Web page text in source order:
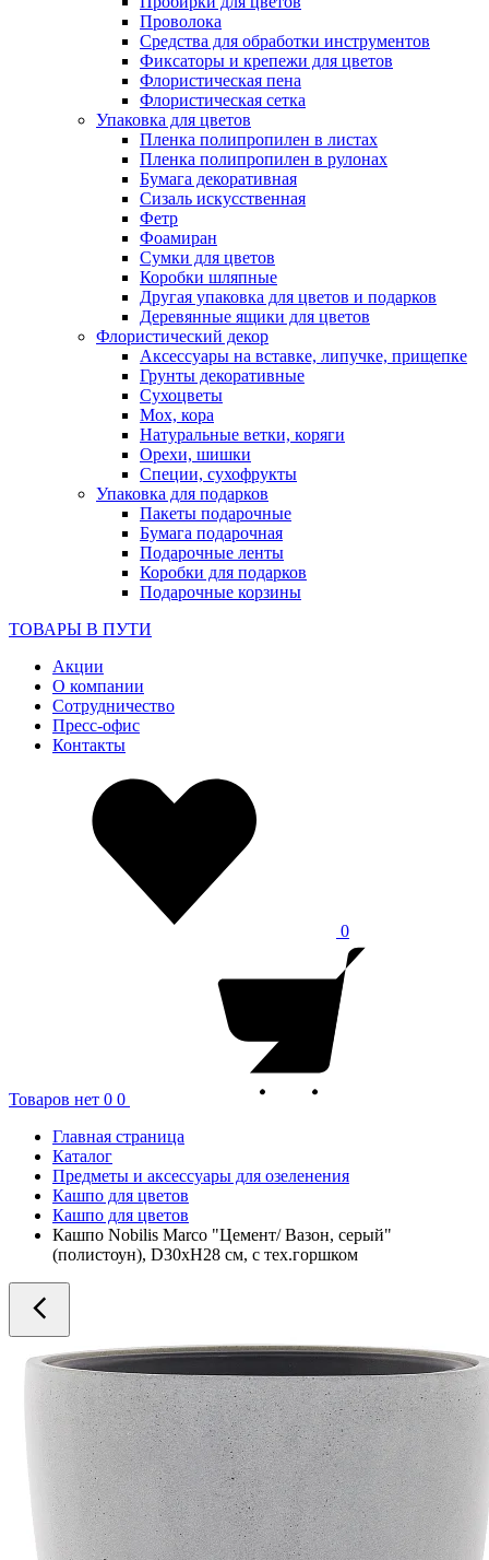
Проволока
Средства для обработки инструментов
Фиксаторы и крепежи для цветов
Флористическая пена
Флористическая сетка
Упаковка для цветов
Пленка полипропилен в листах
Пленка полипропилен в рулонах
Бумага декоративная
Сизаль искусственная
Фетр
Фоамиран
Сумки для цветов
Коробки шляпные
Другая упаковка для цветов и подарков
Деревянные ящики для цветов
Флористический декор
Аксессуары на вставке, липучке, прищепке
Грунты декоративные
Сухоцветы
Мох, кора
Натуральные ветки, коряги
Орехи, шишки
Специи, сухофрукты
Упаковка для подарков
Пакеты подарочные
Бумага подарочная
Подарочные ленты
Коробки для подарков
Подарочные корзины
ТОВАРЫ В ПУТИ
Акции
О компании
Сотрудничество
Пресс-офис
Контакты
0
Товаров нет 0 0
Главная страница
Каталог
Предметы и аксессуары для озеленения
Кашпо для цветов
Кашпо для цветов
Кашпо Nobilis Marco "Цемент/ Вазон, серый"
(полистоун), D30xH28 см, с тех.горшком